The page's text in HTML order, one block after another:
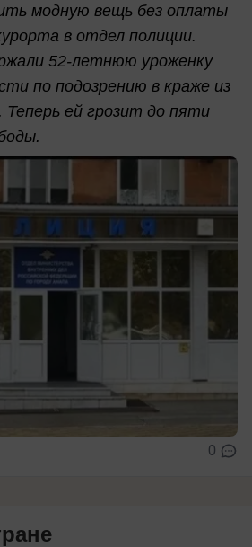
модную вещь без оплаты
в отдел полиции.
52-летнюю уроженку
по подозрению в краже из
Теперь ей грозит до пяти
0